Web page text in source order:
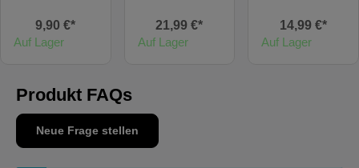
9,90 €*
Auf Lager
21,99 €*
Auf Lager
, 900ml
14,99 €*
Auf Lager
Produkt FAQs
Neue Frage stellen